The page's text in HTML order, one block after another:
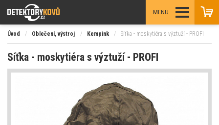
MENU
Úvod / Oblečení, výstroj / Kempink / Síťka - moskytiéra s výztuží - PROFI
Síťka - moskytiéra s výztuží - PROFI